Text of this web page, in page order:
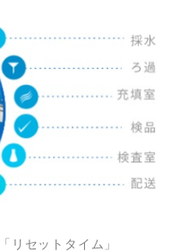
リセットタイム」